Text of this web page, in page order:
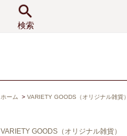
検索
ホーム > VARIETY GOODS（オリジナル雑貨）
VARIETY GOODS（オリジナル雑貨）